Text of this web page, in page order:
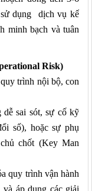
sử dụng dịch vụ kế
minh bạch và tuân
Risk)
trình nội bộ, con
sai sót, sự cố kỹ
số), hoặc sự phụ
chốt (Key Man
quy trình vận hành
và áp dụng các giải